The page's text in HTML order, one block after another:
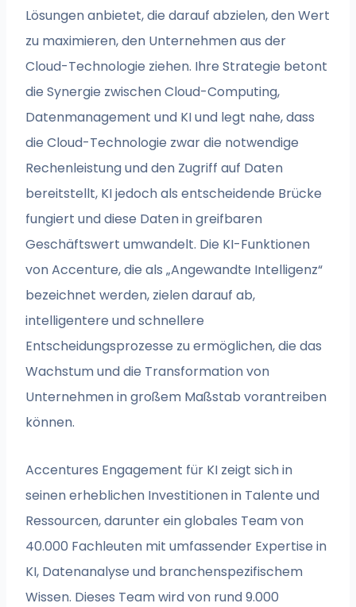
Lösungen anbietet, die darauf abzielen, den Wert
zu maximieren, den Unternehmen aus der
Cloud-Technologie ziehen. Ihre Strategie betont
die Synergie zwischen Cloud-Computing,
Datenmanagement und KI und legt nahe, dass
die Cloud-Technologie zwar die notwendige
Rechenleistung und den Zugriff auf Daten
bereitstellt, KI jedoch als entscheidende Brücke
fungiert und diese Daten in greifbaren
Geschäftswert umwandelt. Die KI-Funktionen
von Accenture, die als „Angewandte Intelligenz“
bezeichnet werden, zielen darauf ab,
intelligentere und schnellere
Entscheidungsprozesse zu ermöglichen, die das
Wachstum und die Transformation von
Unternehmen in großem Maßstab vorantreiben
können.
Accentures Engagement für KI zeigt sich in
seinen erheblichen Investitionen in Talente und
Ressourcen, darunter ein globales Team von
40.000 Fachleuten mit umfassender Expertise in
KI, Datenanalyse und branchenspezifischem
Wissen. Dieses Team wird von rund 9.000